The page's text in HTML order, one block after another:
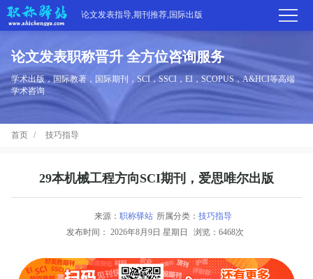
论文发表指导,期刊推荐,国际出版
首
页
学
论文发表职称晋升 全方位咨询服务
学术出版，国际教著，国际期刊，SCI，SSCI，EI，SCOPUS，A&HCI等高端
学术咨询
首页 技巧指导
29本机械工程方向SCI期刊，爱思唯尔出版
来源： 职称驿站 所属分类： 技巧指导
发布时间： 2026年8月9日 星期日 浏览：6468次